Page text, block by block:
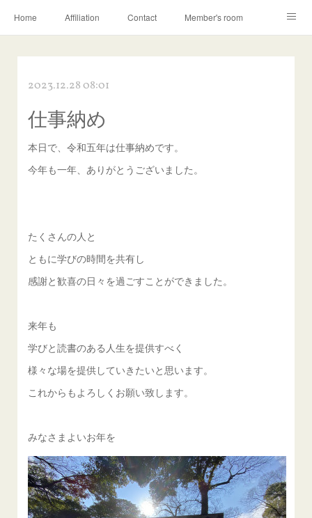
Home Affiliation Contact Member's room
2023.12.28 08:01
仕事納め
本日で、令和五年は仕事納めです。
今年も一年、ありがとうございました。
たくさんの人と
ともに学びの時間を共有し
感謝と歓喜の日々を過ごすことができました。
来年も
学びと読書のある人生を提供すべく
様々な場を提供していきたいと思います。
これからもよろしくお願い致します。
みなさまよいお年を